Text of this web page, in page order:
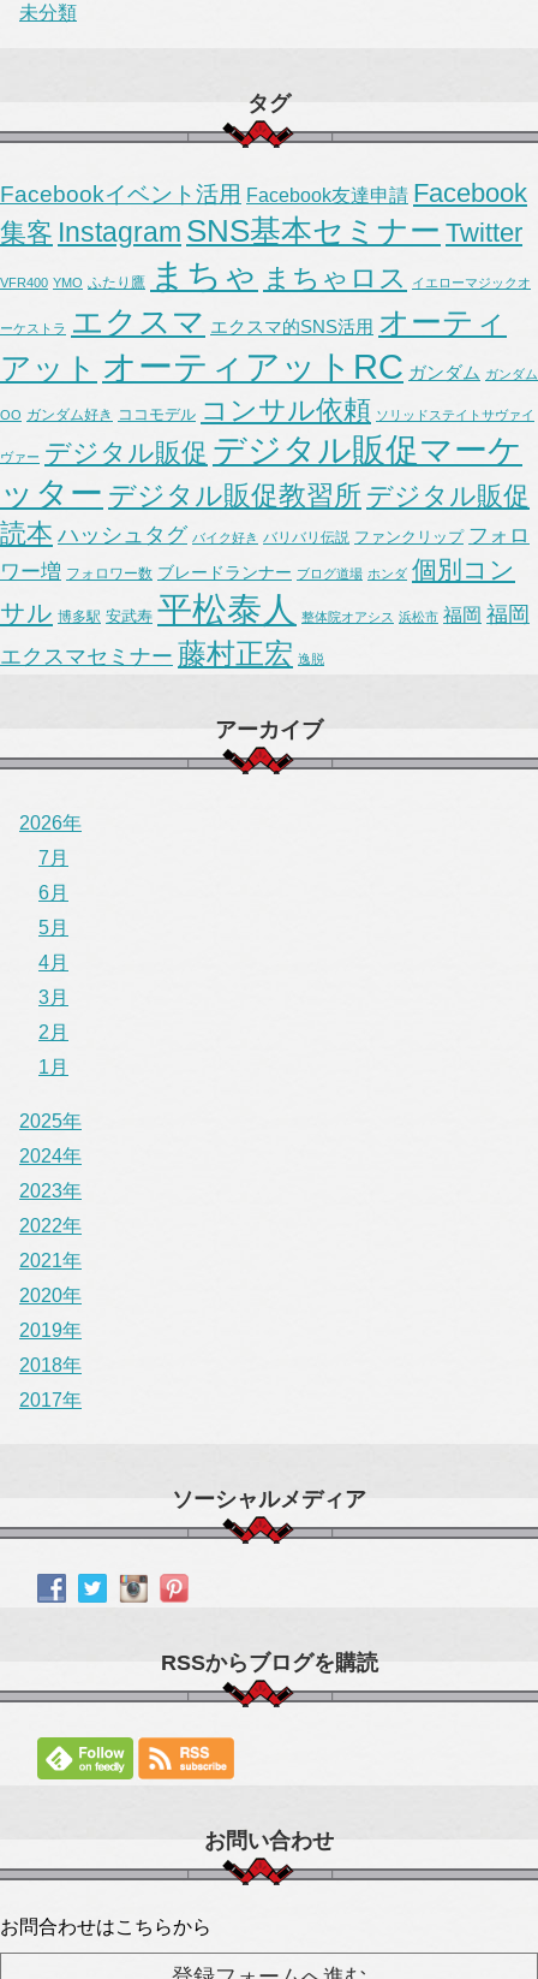
未分類
タグ
Facebookイベント活用 Facebook友達申請 Facebook
集客 Instagram SNS基本セミナー Twitter
VFR400 YMO ふたり鷹 まちゃ まちゃロス イエローマジックオ
ーケストラ エクスマ エクスマ的SNS活用 オーティ
アット オーティアットRC ガンダム ガンダム
OO ガンダム好き ココモデル コンサル依頼 ソリッドステイトサヴァイ
ヴァー デジタル販促 デジタル販促マーケ
ッター デジタル販促教習所 デジタル販促
読本 ハッシュタグ バイク好き バリバリ伝説 ファンクリップ フォロ
ワー増 フォロワー数 ブレードランナー ブログ道場 ホンダ 個別コン
サル 博多駅 安武寿 平松泰人 整体院オアシス 浜松市 福岡 福岡
エクスマセミナー 藤村正宏 逸脱
アーカイブ
2026年
7月
6月
5月
4月
3月
2月
1月
2025年
2024年
2023年
2022年
2021年
2020年
2019年
2018年
2017年
ソーシャルメディア
RSSからブログを購読
お問い合わせ
お問合わせはこちらから